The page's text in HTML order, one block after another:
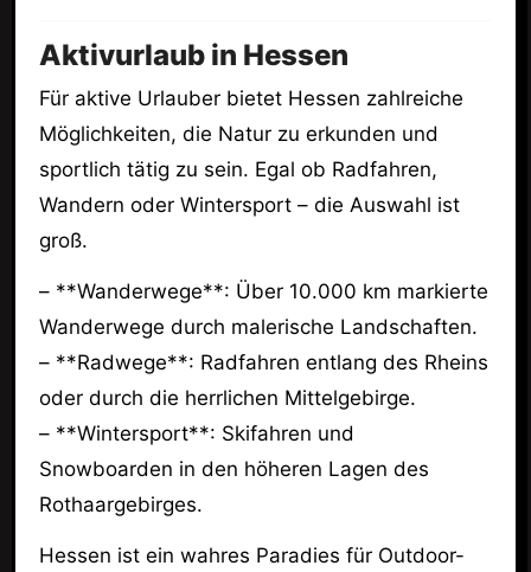
Aktivurlaub in Hessen
Für aktive Urlauber bietet Hessen zahlreiche
Möglichkeiten, die Natur zu erkunden und
sportlich tätig zu sein. Egal ob Radfahren,
Wandern oder Wintersport – die Auswahl ist
groß.
– **Wanderwege**: Über 10.000 km markierte
Wanderwege durch malerische Landschaften.
– **Radwege**: Radfahren entlang des Rheins
oder durch die herrlichen Mittelgebirge.
– **Wintersport**: Skifahren und
Snowboarden in den höheren Lagen des
Rothaargebirges.
Hessen ist ein wahres Paradies für Outdoor-